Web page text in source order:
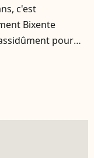
c'est
Bixente
pour